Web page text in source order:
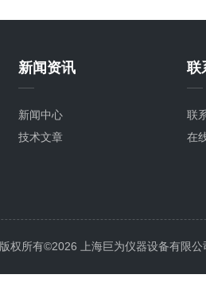
新闻资讯
新闻中心
技术文章
联
联
在
版权所有©2026 上海巨为仪器设备有限